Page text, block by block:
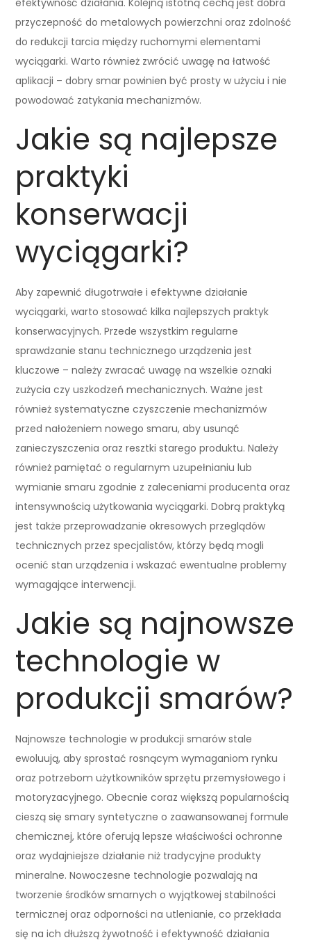
przyczepność do metalowych powierzchni oraz zdolność
do redukcji tarcia między ruchomymi elementami
wyciągarki. Warto również zwrócić uwagę na łatwość
aplikacji – dobry smar powinien być prosty w użyciu i nie
powodować zatykania mechanizmów.
Jakie są najlepsze
praktyki
konserwacji
wyciągarki?
Aby zapewnić długotrwałe i efektywne działanie
wyciągarki, warto stosować kilka najlepszych praktyk
konserwacyjnych. Przede wszystkim regularne
sprawdzanie stanu technicznego urządzenia jest
kluczowe – należy zwracać uwagę na wszelkie oznaki
zużycia czy uszkodzeń mechanicznych. Ważne jest
również systematyczne czyszczenie mechanizmów
przed nałożeniem nowego smaru, aby usunąć
zanieczyszczenia oraz resztki starego produktu. Należy
również pamiętać o regularnym uzupełnianiu lub
wymianie smaru zgodnie z zaleceniami producenta oraz
intensywnością użytkowania wyciągarki. Dobrą praktyką
jest także przeprowadzanie okresowych przeglądów
technicznych przez specjalistów, którzy będą mogli
ocenić stan urządzenia i wskazać ewentualne problemy
wymagające interwencji.
Jakie są najnowsze
technologie w
produkcji smarów?
Najnowsze technologie w produkcji smarów stale
ewoluują, aby sprostać rosnącym wymaganiom rynku
oraz potrzebom użytkowników sprzętu przemysłowego i
motoryzacyjnego. Obecnie coraz większą popularnością
cieszą się smary syntetyczne o zaawansowanej formule
chemicznej, które oferują lepsze właściwości ochronne
oraz wydajniejsze działanie niż tradycyjne produkty
mineralne. Nowoczesne technologie pozwalają na
tworzenie środków smarnych o wyjątkowej stabilności
termicznej oraz odporności na utlenianie, co przekłada
się na ich dłuższą żywotność i efektywność działania